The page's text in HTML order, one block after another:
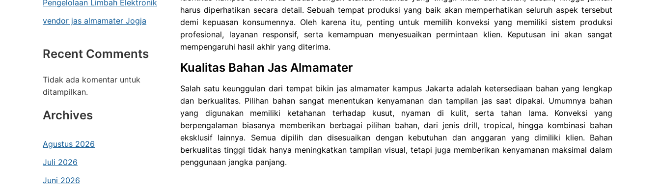
Pengelolaan Limbah Elektronik
vendor jas almamater Jogja
Recent Comments
Tidak ada komentar untuk
ditampilkan.
Archives
Agustus 2026
Juli 2026
Juni 2026
harus diperhatikan secara detail. Sebuah tempat produksi yang baik akan memperhatikan seluruh aspek tersebut
demi kepuasan konsumennya. Oleh karena itu, penting untuk memilih konveksi yang memiliki sistem produksi
profesional, layanan responsif, serta kemampuan menyesuaikan permintaan klien. Keputusan ini akan sangat
mempengaruhi hasil akhir yang diterima.
Kualitas Bahan Jas Almamater
Salah satu keunggulan dari tempat bikin jas almamater kampus Jakarta adalah ketersediaan bahan yang lengkap
dan berkualitas. Pilihan bahan sangat menentukan kenyamanan dan tampilan jas saat dipakai. Umumnya bahan
yang digunakan memiliki ketahanan terhadap kusut, nyaman di kulit, serta tahan lama. Konveksi yang
berpengalaman biasanya memberikan berbagai pilihan bahan, dari jenis drill, tropical, hingga kombinasi bahan
eksklusif lainnya. Semua dipilih dan disesuaikan dengan kebutuhan dan anggaran yang dimiliki klien. Bahan
berkualitas tinggi tidak hanya meningkatkan tampilan visual, tetapi juga memberikan kenyamanan maksimal dalam
penggunaan jangka panjang.